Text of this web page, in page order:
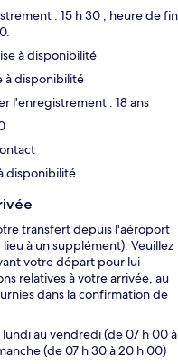
: 15 h 30 ; heure de fin
à disponibilité
à disponibilité
l'enregistrement : 18 ans
disponibilité
transfert depuis l'aéroport
à un supplément). Veuillez
votre départ pour lui
relatives à votre arrivée, au
dans la confirmation de
au vendredi (de 07 h 00 à
(de 07 h 30 à 20 h 00)